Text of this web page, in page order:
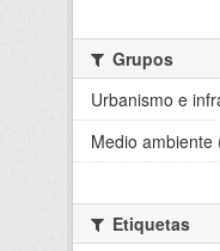
Grupos
Urbanismo e
Medio ambiente
Etiquetas